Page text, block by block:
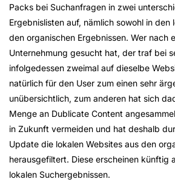
Packs bei Suchanfragen in zwei
Ergebnislisten auf, nämlich sowohl in den
den organischen Ergebnissen. Wer nach
Unternehmung gesucht hat, der traf bei
infolgedessen zweimal auf dieselbe
natürlich für den User zum einen sehr
unübersichtlich, zum anderen hat sich
Menge an Dublicate Content
in Zukunft vermeiden und hat deshalb
Update die lokalen Websites aus den
herausgefiltert. Diese erscheinen künftig
lokalen Suchergebnissen.